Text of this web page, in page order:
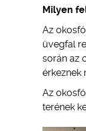
Milyen
Az
üvegfal
során az
érkeznek
Az
terének